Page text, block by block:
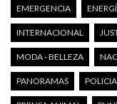
EMERGENCIA
INTERNACIONAL
MODA - BELLEZA
PANORAMAS